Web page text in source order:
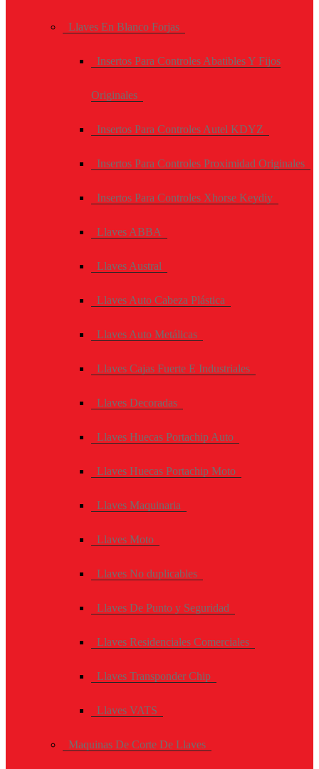
Llaves En Blanco Forjas
Insertos Para Controles Abatibles Y Fijos
Originales
Insertos Para Controles Autel KDYZ
Insertos Para Controles Proximidad Originales
Insertos Para Controles Xhorse Keydiy
Llaves ABBA
Llaves Austral
Llaves Auto Cabeza Plástica
Llaves Auto Metálicas
Llaves Cajas Fuerte E Industriales
Llaves Decoradas
Llaves Huecas Portachip Auto
Llaves Huecas Portachip Moto
Llaves Maquinaria
Llaves Moto
Llaves No duplicables
Llaves De Punto y Seguridad
Llaves Residenciales Comerciales
Llaves Transponder Chip
Llaves VATS
Maquinas De Corte De Llaves